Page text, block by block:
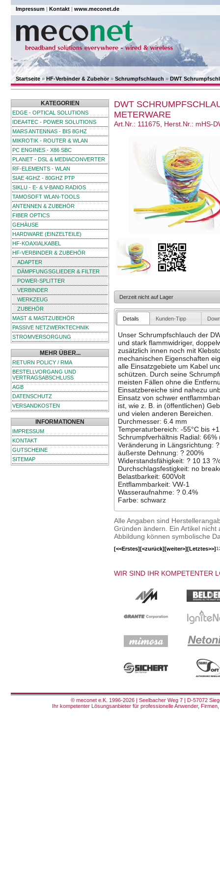
Impressum | Kontakt | www.meconet.de
Startseite»HF-Verbinder & Zubehör» Schrumpfschlauch » DWT
KATEGORIEN
EDGE - OPTICAL SOLUTIONS
IDEA4TEC - POWER SOLUTIONS
MARS ANTENNAS - BIS 8GHZ
MIKROTIK - ROUTER & WLAN
PC ENGINES - X86 SBC
PLANET - DSL & MEDIACONVERTER
RF-ELEMENTS - WLAN
SIAE 4GHZ - 80GHZ PTP
SIKLU - E- & V-BAND RADIOS
TAMOSOFT WLAN-TOOLS
ANTENNEN & ZUBEHÖR
FIBER OPTICS
GEHÄUSE
HARDWARE (EINZELTEILE)
HF-KOAXIALKABEL
HF-VERBINDER & ZUBEHÖR
ADAPTER
DÄMPFUNGSGLIEDER & FILTER
POWER-SPLITTER
VERBINDER
WERKZEUG
ZUBEHÖR
MAST & MASTZUBEHÖR
PASSIVE NETZWERKTECHNIK
STROMVERSORGUNG
MEHR ÜBER...
RETURN POLICY / RMA
BESTELLVORGANG UND
VERTRAGSABSCHLUSS
AGB
DATENSCHUTZ
VERSANDKOSTEN
INFORMATIONEN
IMPRESSUM
KONTAKT
GUTSCHEINE
SITEMAP
DWT
METERWARE
Art.Nr.: 111675, Herst.Nr.: mHS-
Derzeit nicht auf Lager
Details Kunden-Tipp
Unser Schrumpfschlauch der
und stark flammwidriger,
zusätzlich innen noch mit
mechanischen Eigenschaften
alle Einsatzgebiete um Kabel
schützen. Durch seine
meisten Fällen ohne die
Einsatzbereiche sind nahezu
Einsatz von schwer
ist, wie z. B. in (öffentlichen)
und vielen anderen Bereichen.
Durchmesser: 6.4 mm
Temperaturbereich: -55°C bis
Schrumpfverhältnis Radial: 66%
Veränderung in Längsrichtung:
äußerste Dehnung: ? 200%
Widerstandsfähigkeit: ? 10 13 ?/
Durchschlagsfestigkeit: no
Belastbarkeit: 600Volt
Entflammbarkeit: VW-1
Wasseraufnahme: ? 0.4%
Farbe: schwarz
Alle Angaben sind
Gründen ändern. Ein Artikel
Abbildung können symbolische
[<<Erstes][<zurück][weiter>][Letztes>>]
WIR SIND IHR KOMPETENTER
© meconet e.K. 1996-2026 | Seelbacher Weg 7 | D-57072
Ihr kompetenter Lösungsanbieter für professionelle Anwender,